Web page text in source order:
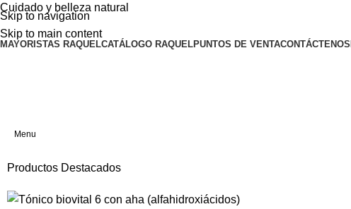
Skip to navigation
Skip to main content
Cuidado y belleza natural
MAYORISTAS RAQUELCATÁLOGO RAQUELPUNTOS DE VENTACONTÁCTENOS
Menu
Productos Destacados